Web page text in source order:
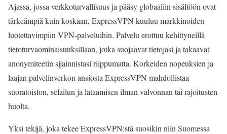
Ajassa, jossa verkkoturvallisuus ja pääsy globaaliin sisältöön ovat
tärkeämpiä kuin koskaan, ExpressVPN kuuluu markkinoiden
luotettavimpiin VPN-palveluihin. Palvelu erottuu kehittyneillä
tietoturvaominaisuuksillaan, jotka suojaavat tietojasi ja takaavat
anonymiteetin sijainnistasi riippumatta. Korkeiden nopeuksien ja
laajan palvelinverkon ansiosta ExpressVPN mahdollistaa
suoratoiston, selailun ja lataamisen ilman valvonnan tai rajoitusten
huolta.
Yksi tekijä, joka tekee ExpressVPN:stä suosikin niin Suomessa